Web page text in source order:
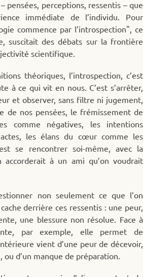
pensées, perceptions, ressentis – que
immédiate de l’individu. Pour
commence par l’introspection", ce
suscitait des débats sur la frontière
scientifique.
théoriques, l’introspection, c’est
à ce qui vit en nous. C’est s’arrêter,
et observer, sans filtre ni jugement,
de nos pensées, le frémissement de
comme négatives, les intentions
les élans du cœur comme les
se rencontrer soi-même, avec la
accorderait à un ami qu’on voudrait
non seulement ce que l’on
derrière ces ressentis : une peur,
une blessure non résolue. Face à
par exemple, elle permet de
vient d’une peur de décevoir,
ou d’un manque de préparation.